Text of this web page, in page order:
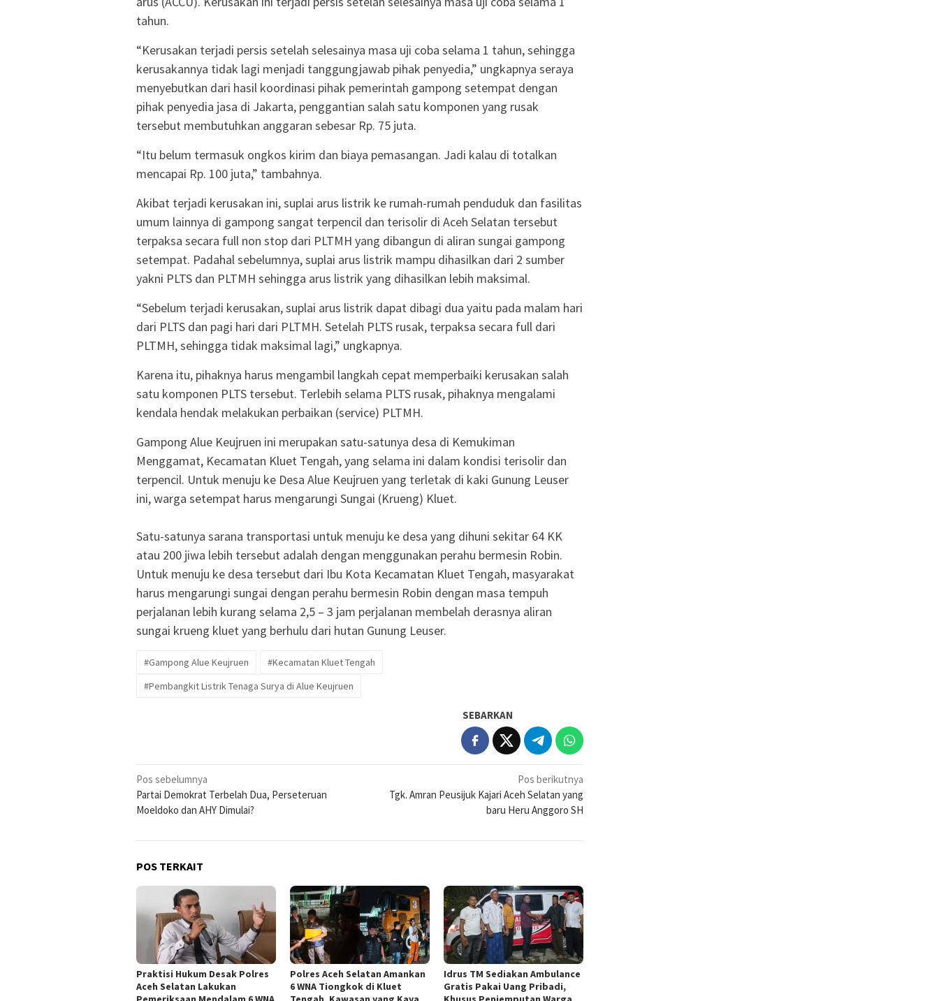
tahun.
“Kerusakan terjadi persis setelah selesainya masa uji coba selama 1 tahun, sehingga
kerusakannya tidak lagi menjadi tanggungjawab pihak penyedia,” ungkapnya seraya
menyebutkan dari hasil koordinasi pihak pemerintah gampong setempat dengan
pihak penyedia jasa di Jakarta, penggantian salah satu komponen yang rusak
tersebut membutuhkan anggaran sebesar Rp. 75 juta.
“Itu belum termasuk ongkos kirim dan biaya pemasangan. Jadi kalau di totalkan
mencapai Rp. 100 juta,” tambahnya.
Akibat terjadi kerusakan ini, suplai arus listrik ke rumah-rumah penduduk dan fasilitas
umum lainnya di gampong sangat terpencil dan terisolir di Aceh Selatan tersebut
terpaksa secara full non stop dari PLTMH yang dibangun di aliran sungai gampong
setempat. Padahal sebelumnya, suplai arus listrik mampu dihasilkan dari 2 sumber
yakni PLTS dan PLTMH sehingga arus listrik yang dihasilkan lebih maksimal.
“Sebelum terjadi kerusakan, suplai arus listrik dapat dibagi dua yaitu pada malam hari
dari PLTS dan pagi hari dari PLTMH. Setelah PLTS rusak, terpaksa secara full dari
PLTMH, sehingga tidak maksimal lagi,” ungkapnya.
Karena itu, pihaknya harus mengambil langkah cepat memperbaiki kerusakan salah
satu komponen PLTS tersebut. Terlebih selama PLTS rusak, pihaknya mengalami
kendala hendak melakukan perbaikan (service) PLTMH.
Gampong Alue Keujruen ini merupakan satu-satunya desa di Kemukiman
Menggamat, Kecamatan Kluet Tengah, yang selama ini dalam kondisi terisolir dan
terpencil. Untuk menuju ke Desa Alue Keujruen yang terletak di kaki Gunung Leuser
ini, warga setempat harus mengarungi Sungai (Krueng) Kluet.
Satu-satunya sarana transportasi untuk menuju ke desa yang dihuni sekitar 64 KK
atau 200 jiwa lebih tersebut adalah dengan menggunakan perahu bermesin Robin.
Untuk menuju ke desa tersebut dari Ibu Kota Kecamatan Kluet Tengah, masyarakat
harus mengarungi sungai dengan perahu bermesin Robin dengan masa tempuh
perjalanan lebih kurang selama 2,5 – 3 jam perjalanan membelah derasnya aliran
sungai krueng kluet yang berhulu dari hutan Gunung Leuser.
#Gampong Alue Keujruen
#Kecamatan Kluet Tengah
#Pembangkit Listrik Tenaga Surya di Alue Keujruen
SEBARKAN
Navigasi
pos
Pos sebelumnya
Partai Demokrat Terbelah Dua, Perseteruan
Moeldoko dan AHY Dimulai?
Pos berikutnya
Tgk. Amran Peusijuk Kajari Aceh Selatan yang
baru Heru Anggoro SH
POS TERKAIT
Praktisi Hukum Desak Polres
Aceh Selatan Lakukan
Polres Aceh Selatan Amankan
6 WNA Tiongkok di Kluet
Idrus TM Sediakan Ambulance
Gratis Pakai Uang Pribadi,